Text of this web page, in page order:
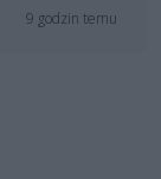
9 godzin temu